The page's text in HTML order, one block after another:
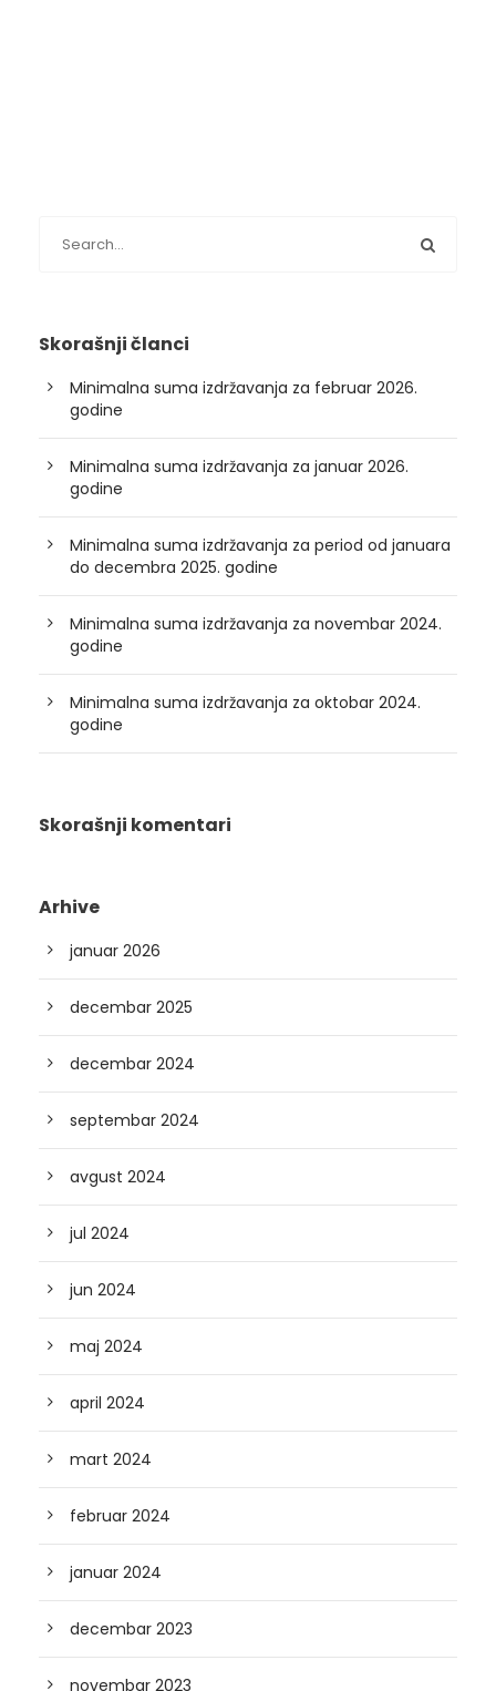
Skorašnji članci
Minimalna suma izdržavanja za februar 2026.
godine
Minimalna suma izdržavanja za januar 2026.
godine
Minimalna suma izdržavanja za period od januara
do decembra 2025. godine
Minimalna suma izdržavanja za novembar 2024.
godine
Minimalna suma izdržavanja za oktobar 2024.
godine
Skorašnji komentari
Arhive
januar 2026
decembar 2025
decembar 2024
septembar 2024
avgust 2024
jul 2024
jun 2024
maj 2024
april 2024
mart 2024
februar 2024
januar 2024
decembar 2023
novembar 2023